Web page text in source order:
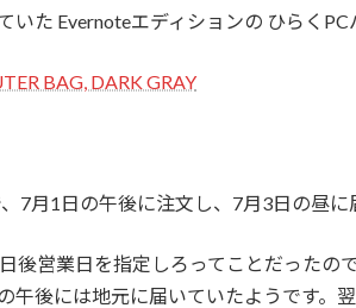
いた Evernoteエディションの ひらくPC
BAG, DARK GRAY
7月1日の午後に注文し、7月3日の昼に
後営業日を指定しろってことだったの
午後には地元に届いていたようです。